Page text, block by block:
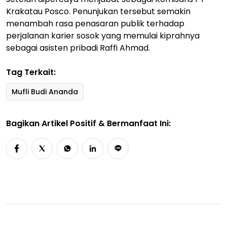
Krakatau Posco. Penunjukan tersebut semakin
menambah rasa penasaran publik terhadap
perjalanan karier sosok yang memulai kiprahnya
sebagai asisten pribadi Raffi Ahmad.
Tag Terkait:
Mufli Budi Ananda
Bagikan Artikel Positif & Bermanfaat Ini: